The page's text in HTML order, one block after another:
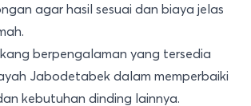
agar hasil sesuai dan biaya jelas
berpengalaman yang tersedia
Jabodetabek dalam memperbaiki
kebutuhan dinding lainnya.